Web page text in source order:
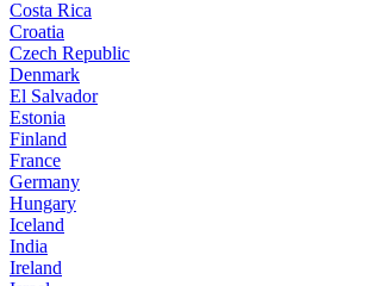
Costa Rica
Croatia
Czech Republic
Denmark
El Salvador
Estonia
Finland
France
Germany
Hungary
Iceland
India
Ireland